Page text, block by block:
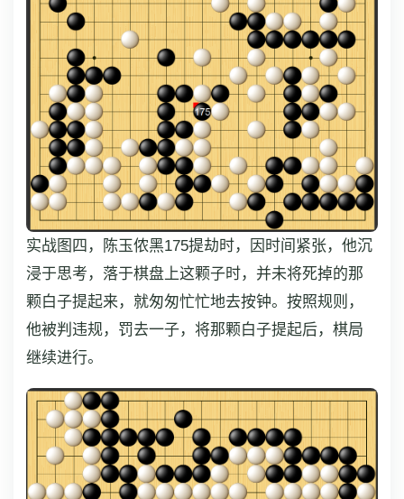
实战图四，陈玉侬黑175提劫时，因时间紧张，他沉
浸于思考，落于棋盘上这颗子时，并未将死掉的那
颗白子提起来，就匆匆忙忙地去按钟。按照规则，
他被判违规，罚去一子，将那颗白子提起后，棋局
继续进行。